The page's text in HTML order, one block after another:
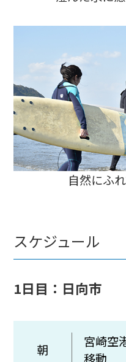
自然にふ
スケジュール
1日目：日向市
朝
宮崎空
移動